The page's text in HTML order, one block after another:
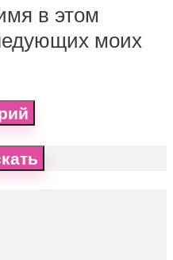
в этом
моих